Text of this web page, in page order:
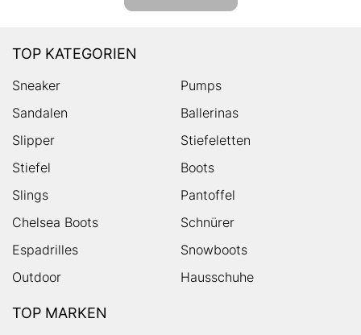
TOP KATEGORIEN
Sneaker
Pumps
Sandalen
Ballerinas
Slipper
Stiefeletten
Stiefel
Boots
Slings
Pantoffel
Chelsea Boots
Schnürer
Espadrilles
Snowboots
Outdoor
Hausschuhe
TOP MARKEN